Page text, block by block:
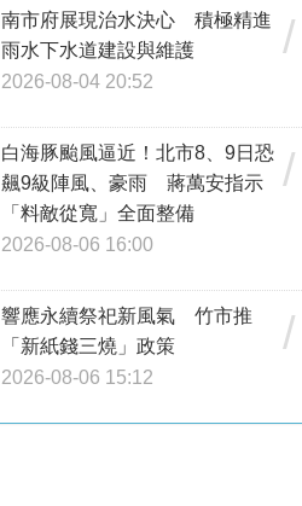
南市府展現治水決心 積極精進
雨水下水道建設與維護
2026-08-04 20:52
/
白海豚颱風逼近！北市8、9日恐
飆9級陣風、豪雨 蔣萬安指示
「料敵從寬」全面整備
2026-08-06 16:00
/
響應永續祭祀新風氣 竹市推
「新紙錢三燒」政策
2026-08-06 15:12
/